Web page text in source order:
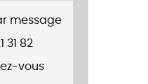
message
31 82
vous